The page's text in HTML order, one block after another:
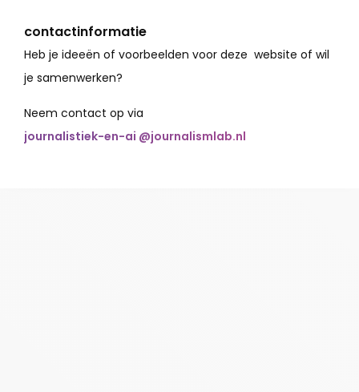
contactinformatie
Heb je ideeën of voorbeelden voor deze website of wil
je samenwerken?
Neem contact op via
journalistiek-en-ai @journalismlab.nl